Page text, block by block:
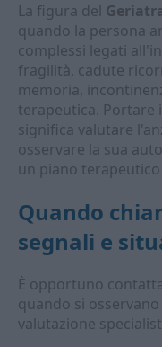
La figura del
quando la persona
complessi legati
fragilità, cadute
memoria,
terapeutica. Portare
significa valutare
osservare la sua
un piano
Quando
segnali e
È opportuno
quando si
valutazione